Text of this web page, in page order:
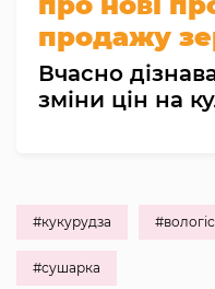
продажу
Вчасно
зміни цін на
#кукурудза
#сушарка